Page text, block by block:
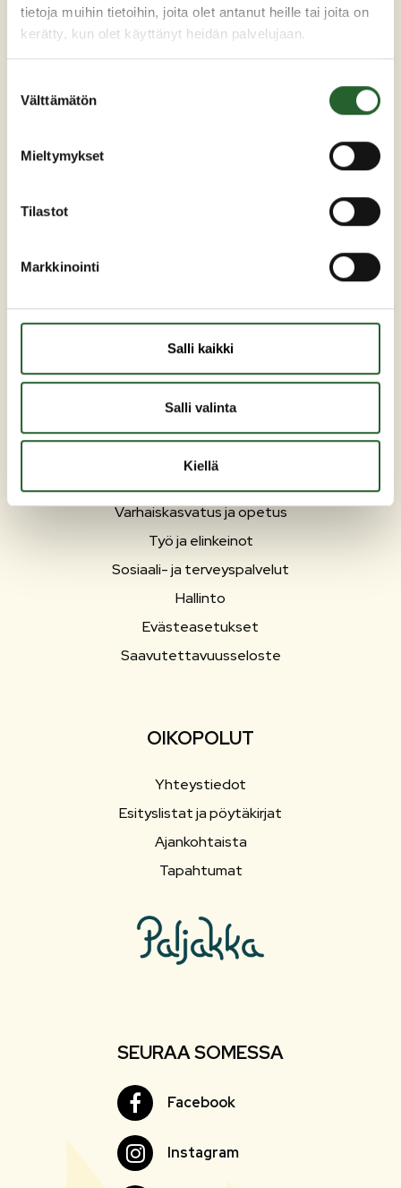
tietoja muihin tietoihin, joita olet antanut heille tai joita on
kerätty, kun olet käyttänyt heidän palvelujaan.
valinta
Välttämätön
Mieltymykset
Tilastot
Markkinointi
Salli kaikki
Salli valinta
Kiellä
PUOLANKA
Varhaiskasvatus ja opetus
Työ ja elinkeinot
Sosiaali- ja terveyspalvelut
Hallinto
Evästeasetukset
Saavutettavuusseloste
OIKOPOLUT
Yhteystiedot
Esityslistat ja pöytäkirjat
Ajankohtaista
Tapahtumat
SEURAA SOMESSA
FacebookFacebook
InstagramInstagram